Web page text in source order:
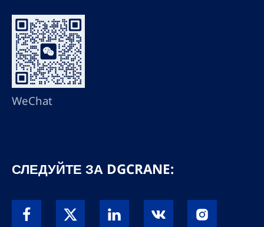
WeChat
СЛЕДУЙТЕ ЗА DGCRANE: